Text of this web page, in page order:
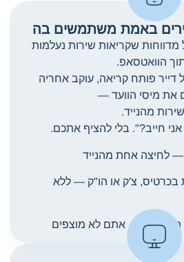
באמת משתמשים בה
מדווחות שקריאות שירות נעלמות
הוואטסאפ.
דייר פותח קריאה, עוקב אחריה
את מיסי הוועד —
מהנייד.
חייב?". בלי להציף אתכם.
— לחיצה אחת מהנייד
בכרטיס, צ'ק או הו"ק — ללא
רואה, אתם לא מוצפים